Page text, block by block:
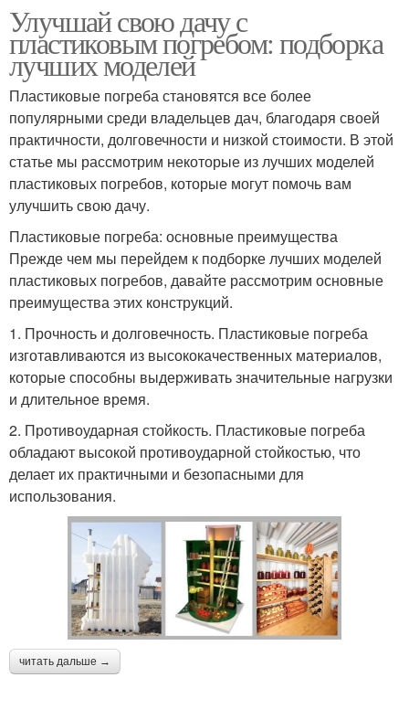
Улучшай свою дачу с
пластиковым погребом: подборка
лучших моделей
Пластиковые погреба становятся все более
популярными среди владельцев дач, благодаря своей
практичности, долговечности и низкой стоимости. В этой
статье мы рассмотрим некоторые из лучших моделей
пластиковых погребов, которые могут помочь вам
улучшить свою дачу.
Пластиковые погреба: основные преимущества
Прежде чем мы перейдем к подборке лучших моделей
пластиковых погребов, давайте рассмотрим основные
преимущества этих конструкций.
1. Прочность и долговечность. Пластиковые погреба
изготавливаются из высококачественных материалов,
которые способны выдерживать значительные нагрузки
и длительное время.
2. Противоударная стойкость. Пластиковые погреба
обладают высокой противоударной стойкостью, что
делает их практичными и безопасными для
использования.
читать дальше →